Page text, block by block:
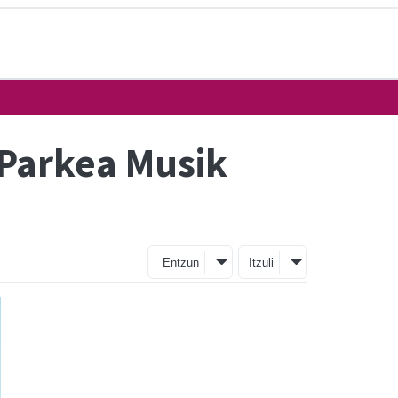
Musik
Entzun Itzuli